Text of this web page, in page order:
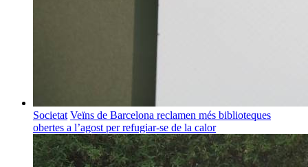
Societat Veïns de Barcelona reclamen més biblioteques
obertes a l’agost per refugiar-se de la calor